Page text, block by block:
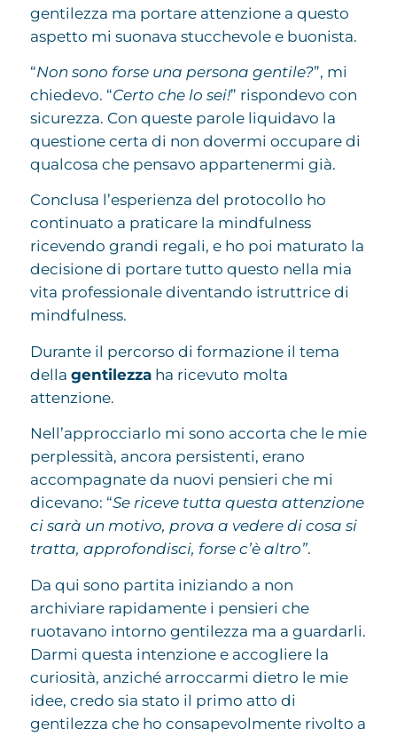
gentilezza ma portare attenzione a questo
aspetto mi suonava stucchevole e buonista.
“Non sono forse una persona gentile?”, mi
chiedevo. “Certo che lo sei!” rispondevo con
sicurezza. Con queste parole liquidavo la
questione certa di non dovermi occupare di
qualcosa che pensavo appartenermi già.
Conclusa l’esperienza del protocollo ho
continuato a praticare la mindfulness
ricevendo grandi regali, e ho poi maturato la
decisione di portare tutto questo nella mia
vita professionale diventando istruttrice di
mindfulness.
Durante il percorso di formazione il tema
della gentilezzaha ricevuto molta
attenzione.
Nell’approcciarlo mi sono accorta che le mie
perplessità, ancora persistenti, erano
accompagnate da nuovi pensieri che mi
dicevano: “Se riceve tutta questa attenzione
ci sarà un motivo, prova a vedere di cosa si
tratta, approfondisci, forse c’è altro”.
Da qui sono partita iniziando a non
archiviare rapidamente i pensieri che
ruotavano intorno gentilezza ma a guardarli.
Darmi questa intenzione e accogliere la
curiosità, anziché arroccarmi dietro le mie
idee, credo sia stato il primo atto di
gentilezza che ho consapevolmente rivolto a